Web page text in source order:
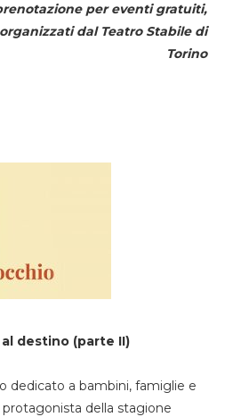
per eventi gratuiti,
dal Teatro Stabile di
Torino
destino (parte II)
dedicato a bambini, famiglie e
della stagione